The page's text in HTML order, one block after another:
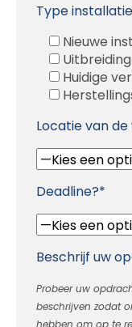
Type
Nieuwe
Huidige
Locatie van
Deadline?*
Beschrijf uw
Probeer uw
beschrijven zodat
hebben om op te